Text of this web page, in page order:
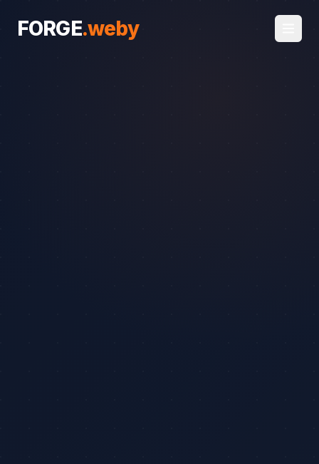
FORGE.weby